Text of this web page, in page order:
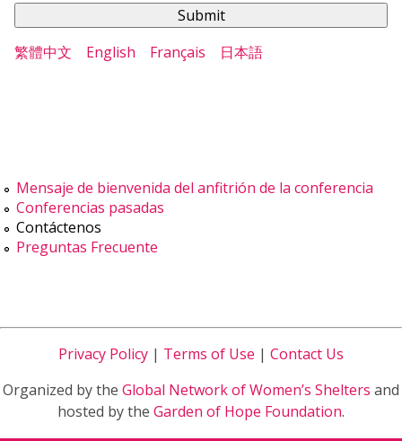
繁體中文 English Français 日本語
Mensaje de bienvenida del anfitrión de la conferencia
Conferencias pasadas
Contáctenos
Preguntas Frecuente
Privacy Policy | Terms of Use | Contact Us
Organized by the Global Network of Women’s Shelters and
hosted by the Garden of Hope Foundation.